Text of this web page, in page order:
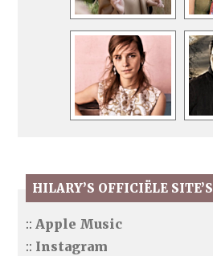
HILARY’S OFFICIËLE SITE’S
::Apple Music
:: Instagram